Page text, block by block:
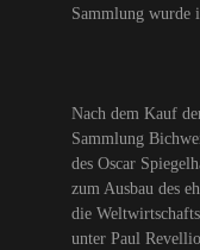
Sammlung wurde
Nach dem Kauf
Sammlung
des Oscar
zum Ausbau des
die
unter Paul